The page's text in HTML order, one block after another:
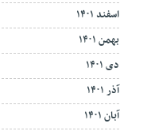
اسفند ۱۴۰۱
بهمن ۱۴۰۱
دی ۱۴۰۱
آذر ۱۴۰۱
آبان ۱۴۰۱